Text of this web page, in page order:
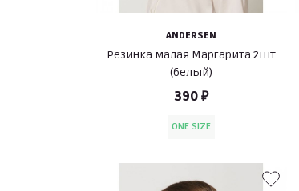
ANDERSEN
Резинка малая Маргарита 2шт
(белый)
390 ₽
ONE SIZE